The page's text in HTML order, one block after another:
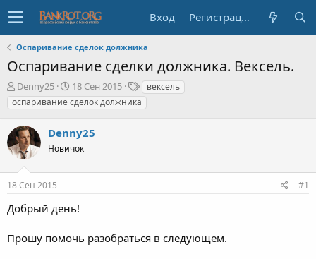
Вход Регистрация
Оспаривание сделок должника
Оспаривание сделки должника. Вексель.
А
в
т
о
р
т
е
м
ы
Denny25
Д
а
т
н
а
а
18 Сен 2015
Т
е
г
вексель
оспаривание сделок должника
Denny25
Новичок
18 Сен 2015 #1
Добрый день!
Прошу помочь разобраться в следующем.